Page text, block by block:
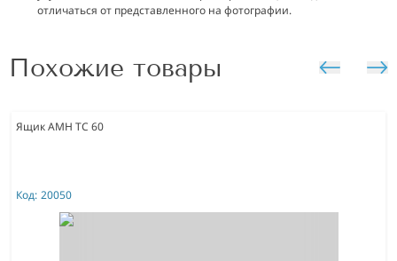
отличаться от представленного на фотографии.
Похожие товары
Ящик AMH TC 60
Код: 20050